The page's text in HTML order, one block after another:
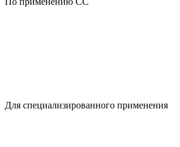
Для специализированного применения